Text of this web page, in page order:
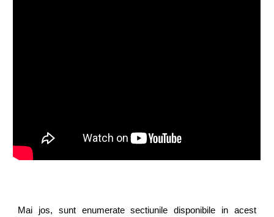
Mai jos, sunt enumerate sectiunile disponibile in acest